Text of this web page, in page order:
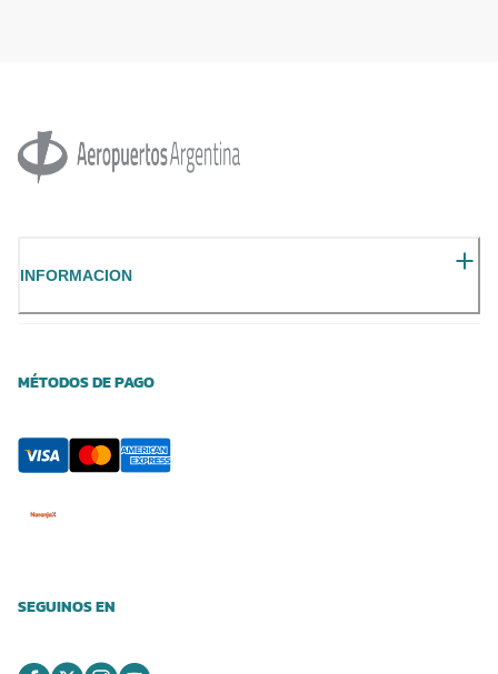
INFORMACION
MÉTODOS DE PAGO
SEGUINOS EN